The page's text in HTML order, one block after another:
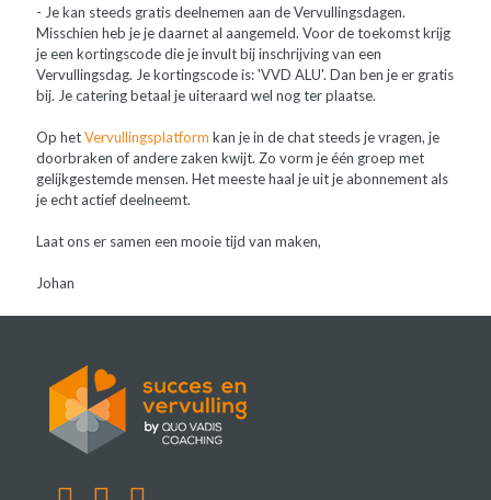
- Je kan steeds gratis deelnemen aan de Vervullingsdagen.
Misschien heb je je daarnet al aangemeld. Voor de toekomst krijg
je een kortingscode die je invult bij inschrijving van een
Vervullingsdag. Je kortingscode is: 'VVD ALU'. Dan ben je er gratis
bij. Je catering betaal je uiteraard wel nog ter plaatse.
Op hetVervullingsplatform kan je in de chat steeds je vragen, je
doorbraken of andere zaken kwijt. Zo vorm je één groep met
gelijkgestemde mensen. Het meeste haal je uit je abonnement als
je echt actief deelneemt.
Laat ons er samen een mooie tijd van maken,
Johan